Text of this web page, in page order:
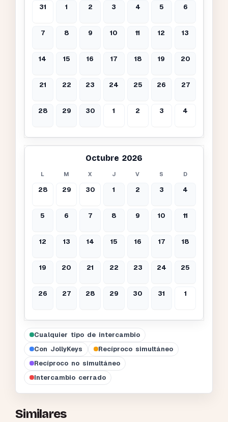
31 1 2 3 4 5 6
7 8 9 10 11 12 13
14 15 16 17 18 19 20
21 22 23 24 25 26 27
28 29 30 1 2 3 4
Octubre 2026
L M X J V S D
28 29 30 1 2 3 4
5 6 7 8 9 10 11
12 13 14 15 16 17 18
19 20 21 22 23 24 25
26 27 28 29 30 31 1
Cualquier tipo de intercambio
Con JollyKeys
Recíproco simultáneo
Recíproco no simultáneo
Intercambio cerrado
Similares